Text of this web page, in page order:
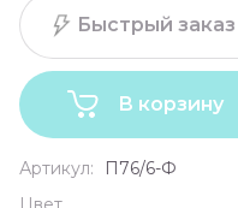
В корзину
Быстрый заказ
Артикул:
П76/6-Ф